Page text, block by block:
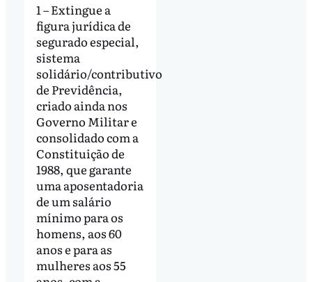
1 – Extingue a
figura jurídica de
segurado especial,
sistema
solidário/contributivo
de Previdência,
criado ainda nos
Governo Militar e
consolidado com a
Constituição de
1988, que garante
uma aposentadoria
de um salário
mínimo para os
homens, aos 60
anos e para as
mulheres aos 55